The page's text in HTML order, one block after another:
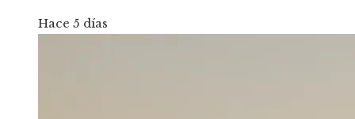
Hace 5 días